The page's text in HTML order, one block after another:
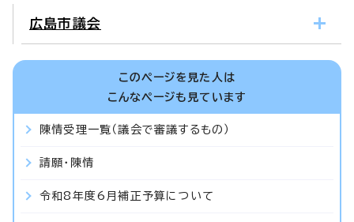
広島市議会
このページを見た人は
こんなページも見ています
陳情受理一覧（議会で審議するもの）
請願・陳情
令和8年度6月補正予算について